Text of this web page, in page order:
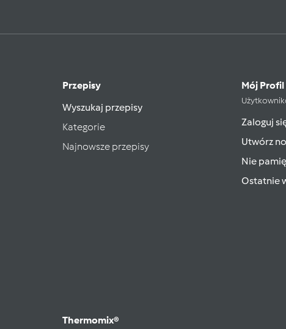
Przepisy
Wyszukaj przepisy
Kategorie
Najnowsze przepisy
Mój Profil
Zaloguj
Utwórz
Nie
Ostatnie
Thermomix®